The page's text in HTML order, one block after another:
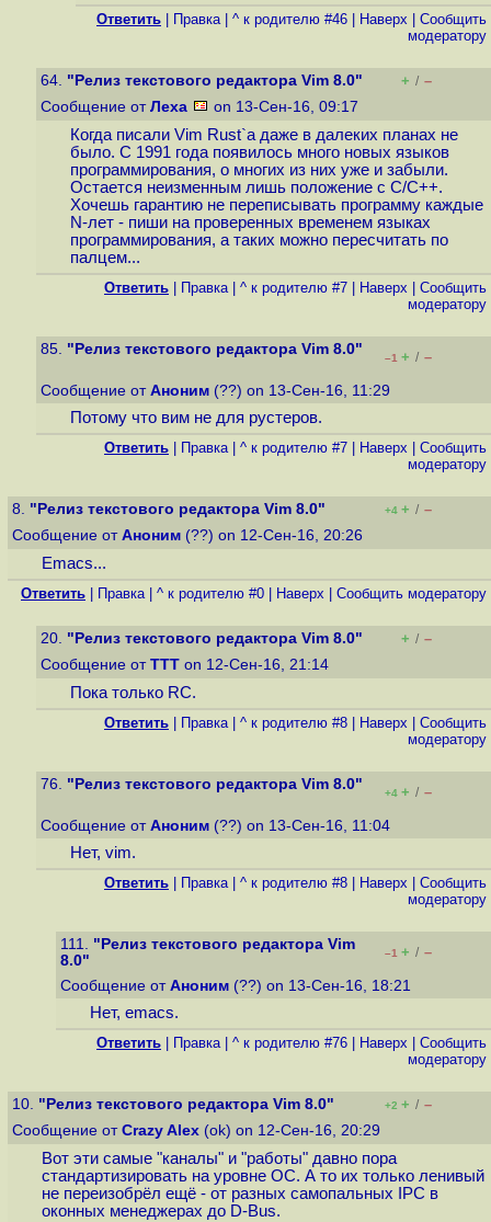
Ответить Правка| ^ к родителю #46 Наверх
Cообщить
модератору
64. "Релиз текстового редактора Vim 8.0" + / –
Сообщение от Леха on 13-Сен-16, 09:17
Когда писали Vim Rust`а даже в далеких планах не
было. С 1991 года появилось много новых языков
программирования, о многих из них уже и забыли.
Остается неизменным лишь положение с C/C++.
Хочешь гарантию не переписывать программу каждые
N-лет - пиши на проверенных временем языках
программирования, а таких можно пересчитать по
палцем...
Ответить Правка| ^ к родителю #7 Наверх
Cообщить
модератору
85. "Релиз текстового редактора Vim 8.0"
–1 + / –
Сообщение от Аноним (??) on 13-Сен-16, 11:29
Потому что вим не для рустеров.
Ответить Правка| ^ к родителю #7 Наверх
Cообщить
модератору
8. "Релиз текстового редактора Vim 8.0" +4 + / –
Сообщение от Аноним (??) on 12-Сен-16, 20:26
Emacs...
Ответить Правка| ^ к родителю #0 Наверх Cообщить модератору
20. "Релиз текстового редактора Vim 8.0" + / –
Сообщение от ТТТ on 12-Сен-16, 21:14
Пока только RC.
Ответить Правка| ^ к родителю #8 Наверх
Cообщить
модератору
76. "Релиз текстового редактора Vim 8.0"
+4 + / –
Сообщение от Аноним (??) on 13-Сен-16, 11:04
Нет, vim.
Ответить Правка| ^ к родителю #8 Наверх
Cообщить
модератору
111. "Релиз текстового редактора Vim
8.0"
–1 + / –
Сообщение от Аноним (??) on 13-Сен-16, 18:21
Нет, emacs.
Ответить Правка| ^ к родителю #76 Наверх
Cообщить
модератору
10. "Релиз текстового редактора Vim 8.0" +2 + / –
Сообщение от Crazy Alex (ok) on 12-Сен-16, 20:29
Вот эти самые "каналы" и "работы" давно пора
стандартизировать на уровне ОС. А то их только ленивый
не переизобрёл ещё - от разных самопальных IPC в
оконных менеджерах до D-Bus.